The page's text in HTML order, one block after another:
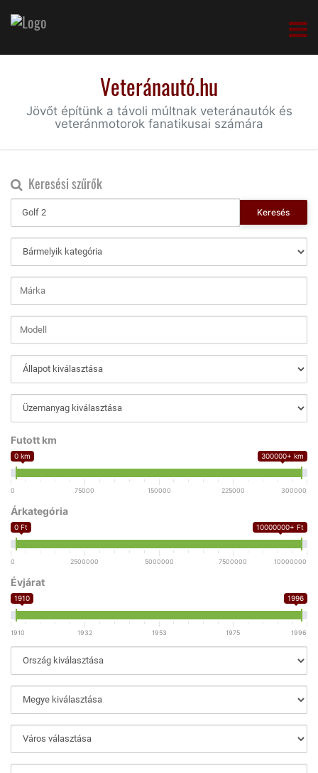
Veteránautó.hu
Jövőt építünk a távoli múltnak veteránautók és
veteránmotorok fanatikusai számára
Keresési szűrők
Keresés
Futott km
0 km 300000+ km
0 75000 150000 225000 300000
Árkategória
0 Ft 10000000+ Ft
0 2500000 5000000 7500000 10000000
Évjárat
1910 1996
1910 1932 1953 1975 1996